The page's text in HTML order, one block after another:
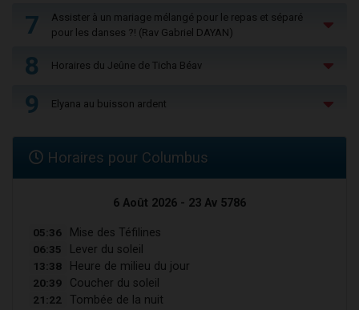
7
Assister à un mariage mélangé pour le repas et séparé
pour les danses ?! (Rav Gabriel DAYAN)
8 Horaires du Jeûne de Ticha Béav
9 Elyana au buisson ardent
Horaires pour Columbus
6 Août 2026 - 23 Av 5786
05:36 Mise des Téfilines
06:35 Lever du soleil
13:38 Heure de milieu du jour
20:39 Coucher du soleil
21:22 Tombée de la nuit